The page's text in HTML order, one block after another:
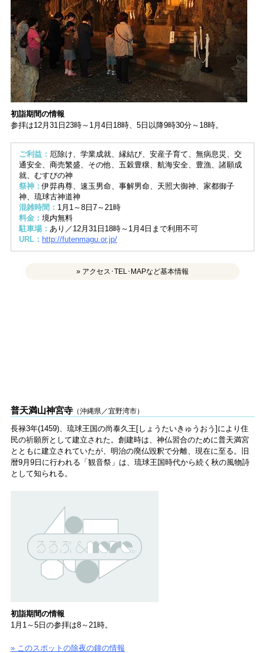
初詣期間の情報
参拝は12月31日23時～1月4日18時、5日以降9時30分～18時。
ご利益： 厄除け、学業成就、縁結び、安産子育て、無病息災、交
通安全、商売繁盛、その他、五穀豊穣、航海安全、豊漁、諸願成
就、むすびの神
祭神：伊弉冉尊、速玉男命、事解男命、天照大御神、家都御子
神、琉球古神道神
混雑時間： 1月1～8日7～21時
料金： 境内無料
駐車場： あり／12月31日18時～1月4日まで利用不可
URL： http://futenmagu.or.jp/
» アクセス･TEL･MAPなど基本情報
普天満山神宮寺（沖縄県／宜野湾市）
長禄3年(1459)、琉球王国の尚泰久王[しょうたいきゅうおう]により住
民の祈願所として建立された。創建時は、神仏習合のために普天満宮
とともに建立されていたが、明治の廃仏毀釈で分離、現在に至る。旧
暦9月9日に行われる「観音祭」は、琉球王国時代から続く秋の風物詩
として知られる。
初詣期間の情報
1月1～5日の参拝は8～21時。
» このスポットの除夜の鐘の情報